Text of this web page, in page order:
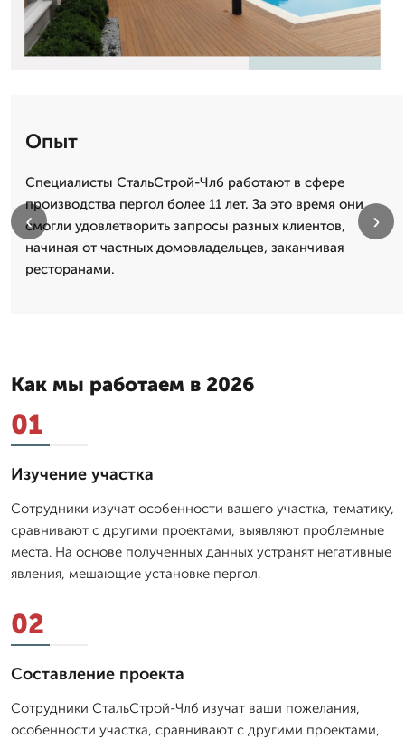
Опыт
Специалисты СтальСтрой-Члб работают в сфере
производства пергол более 11 лет. За это время они
смогли удовлетворить запросы разных клиентов,
начиная от частных домовладельцев, заканчивая
ресторанами.
‹ ›
Как мы работаем в 2026
01
Изучение участка
Сотрудники изучат особенности вашего участка, тематику,
сравнивают с другими проектами, выявляют проблемные
места. На основе полученных данных устранят негативные
явления, мешающие установке пергол.
02
Составление проекта
Сотрудники СтальСтрой-Члб изучат ваши пожелания,
особенности участка, сравнивают с другими проектами,